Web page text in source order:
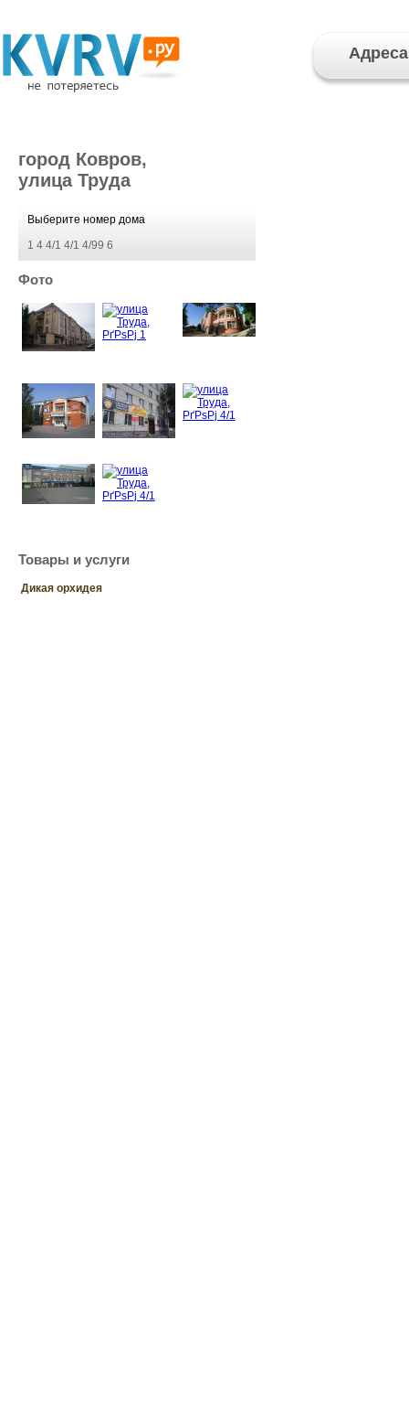
Адреса
город Ковров,
улица Труда
Выберите номер дома
1 4 4/1 4/1 4/99 6
Фото
Товары и услуги
Дикая орхидея